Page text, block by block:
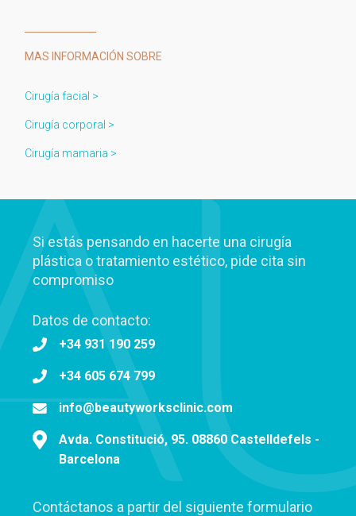
MAS INFORMACIÓN SOBRE
Cirugía facial >
Cirugía corporal >
Cirugía mamaria >
Si estás pensando en hacerte una cirugía
plástica o tratamiento estético, pide cita sin
compromiso
Datos de contacto:
+34 931 190 259
+34 605 674 799
info@beautyworksclinic.com
Avda. Constitució, 95. 08860 Castelldefels -
Barcelona
Contáctanos a partir del siguiente formulario